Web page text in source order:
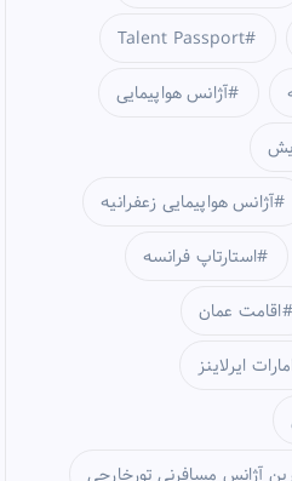
Talent Passport
آژانس هواپیمایی
آژانس هواپیمایی زعفرانیه
استارتاپ فرانسه
اقامت عمان
امارات ایرلاینز
آژانس مسافرنی تورخارجی